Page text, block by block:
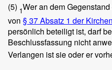
(5) 1Wer an dem
von § 37 Absatz 1 der
persönlich beteiligt ist, darf
Beschlussfassung nicht
Verlangen ist sie oder er